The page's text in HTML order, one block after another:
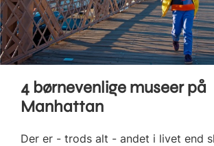
4 børnevenlige museer på
Manhattan
Der er - trods alt - andet i livet end